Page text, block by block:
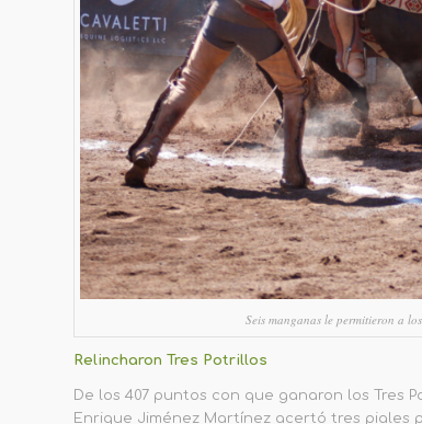
Seis manganas le permitieron a
Relincharon Tres Potrillos
De los 407 puntos con que ganaron los Tres
Enrique Jiménez Martínez acertó tres